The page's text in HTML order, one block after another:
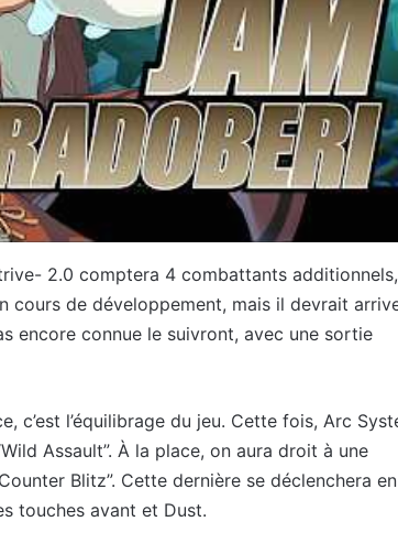
2.0 comptera 4 combattants additionnels,
cours de développement, mais il devrait
encore connue le suivront, avec une sortie
c’est l’équilibrage du jeu. Cette fois, Arc
Assault”. À la place, on aura droit à une
Blitz”. Cette dernière se déclenchera en
touches avant et Dust.